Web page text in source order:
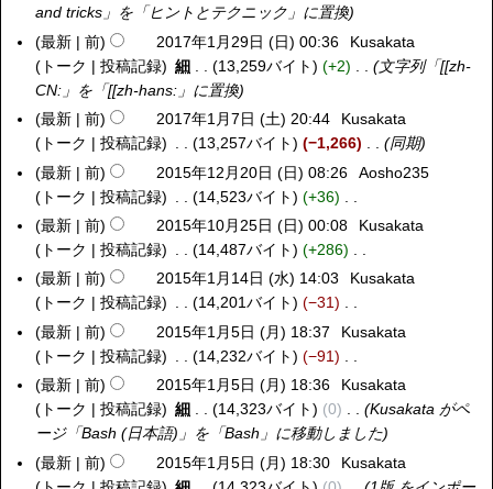
7
and tricks」を「ヒントとテクニック」に置換
2
7
最新 前 2017年1月29日 (日) 00:36
Kusakata
トーク
投稿記録 細 13,259バイト +2
文字列「[[zh-
CN:」を「[[zh-hans:」に置換
2
1
最新 前 2017年1月7日 (土) 20:44
Kusakata
トーク
投稿記録 13,257バイト −1,266
同期
2
1
0
日
最新 前 2015年12月20日 (日) 08:26
Aosho235
トーク
投稿記録 14,523バイト
+36
編
集
の
要
約
な
し
2
1
日
最新 前 2015年10月25日 (日) 00:08
Kusakata
トーク
投稿記録 14,487バイト
+286
編
集
要
約
な
し
2
1
最新 前 2015年1月14日 (水) 14:03
Kusakata
トーク
投稿記録 14,201バイト
−31
編
集
の
要
約
し
2
1
最新 前 2015年1月5日 (月) 18:37
Kusakata
トーク
投稿記録 14,232バイト
−91
編
集
約
最新 前 2015年1月5日 (月) 18:36
Kusakata
トーク
投稿記録 細 14,323バイト 0
Kusakata がペ
ージ「Bash (日本語) 」を「Bash 」に移動しました
最新
前 2015年1月5日 (月) 18:30
Kusakata